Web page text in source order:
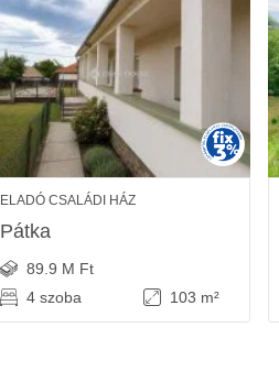
ELADÓ CSALÁDI HÁZ
Pátka
89.9 M Ft
4 szoba
103 m²